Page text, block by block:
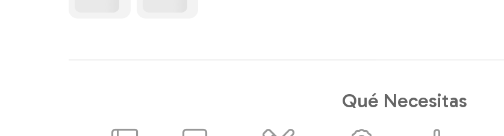
Qué Necesitas